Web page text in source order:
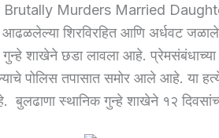
Murders Married Daughter
आढळलेल्या शिरविरहित आणि अर्धवट
शाखेने छडा लावला आहे. प्रेमसंबंधाच्या
पोलिस तपासात समोर आले आहे. या
बुलढाणा स्थानिक गुन्हे शाखेने १२